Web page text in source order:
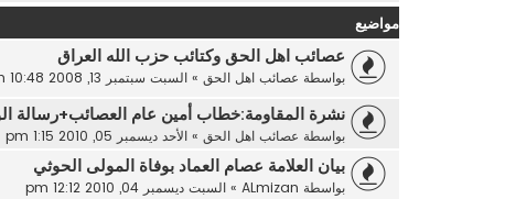
مواضيع
عصائب اهل الحق وكتائب حزب الله العراق
بواسطة عصائب اهل الحق » السبت سبتمبر 13, 2008 10:48 pm
نشرة المقاومة:خطاب أمين عام العصائب+رسالة
بواسطة عصائب اهل الحق » الأحد ديسمبر 05, 2010 1:15 pm
بيان العلامة عصام العماد بوفاة المولى الحوثي
بواسطة ALmizan
» السبت ديسمبر 04, 2010 12:12 pm